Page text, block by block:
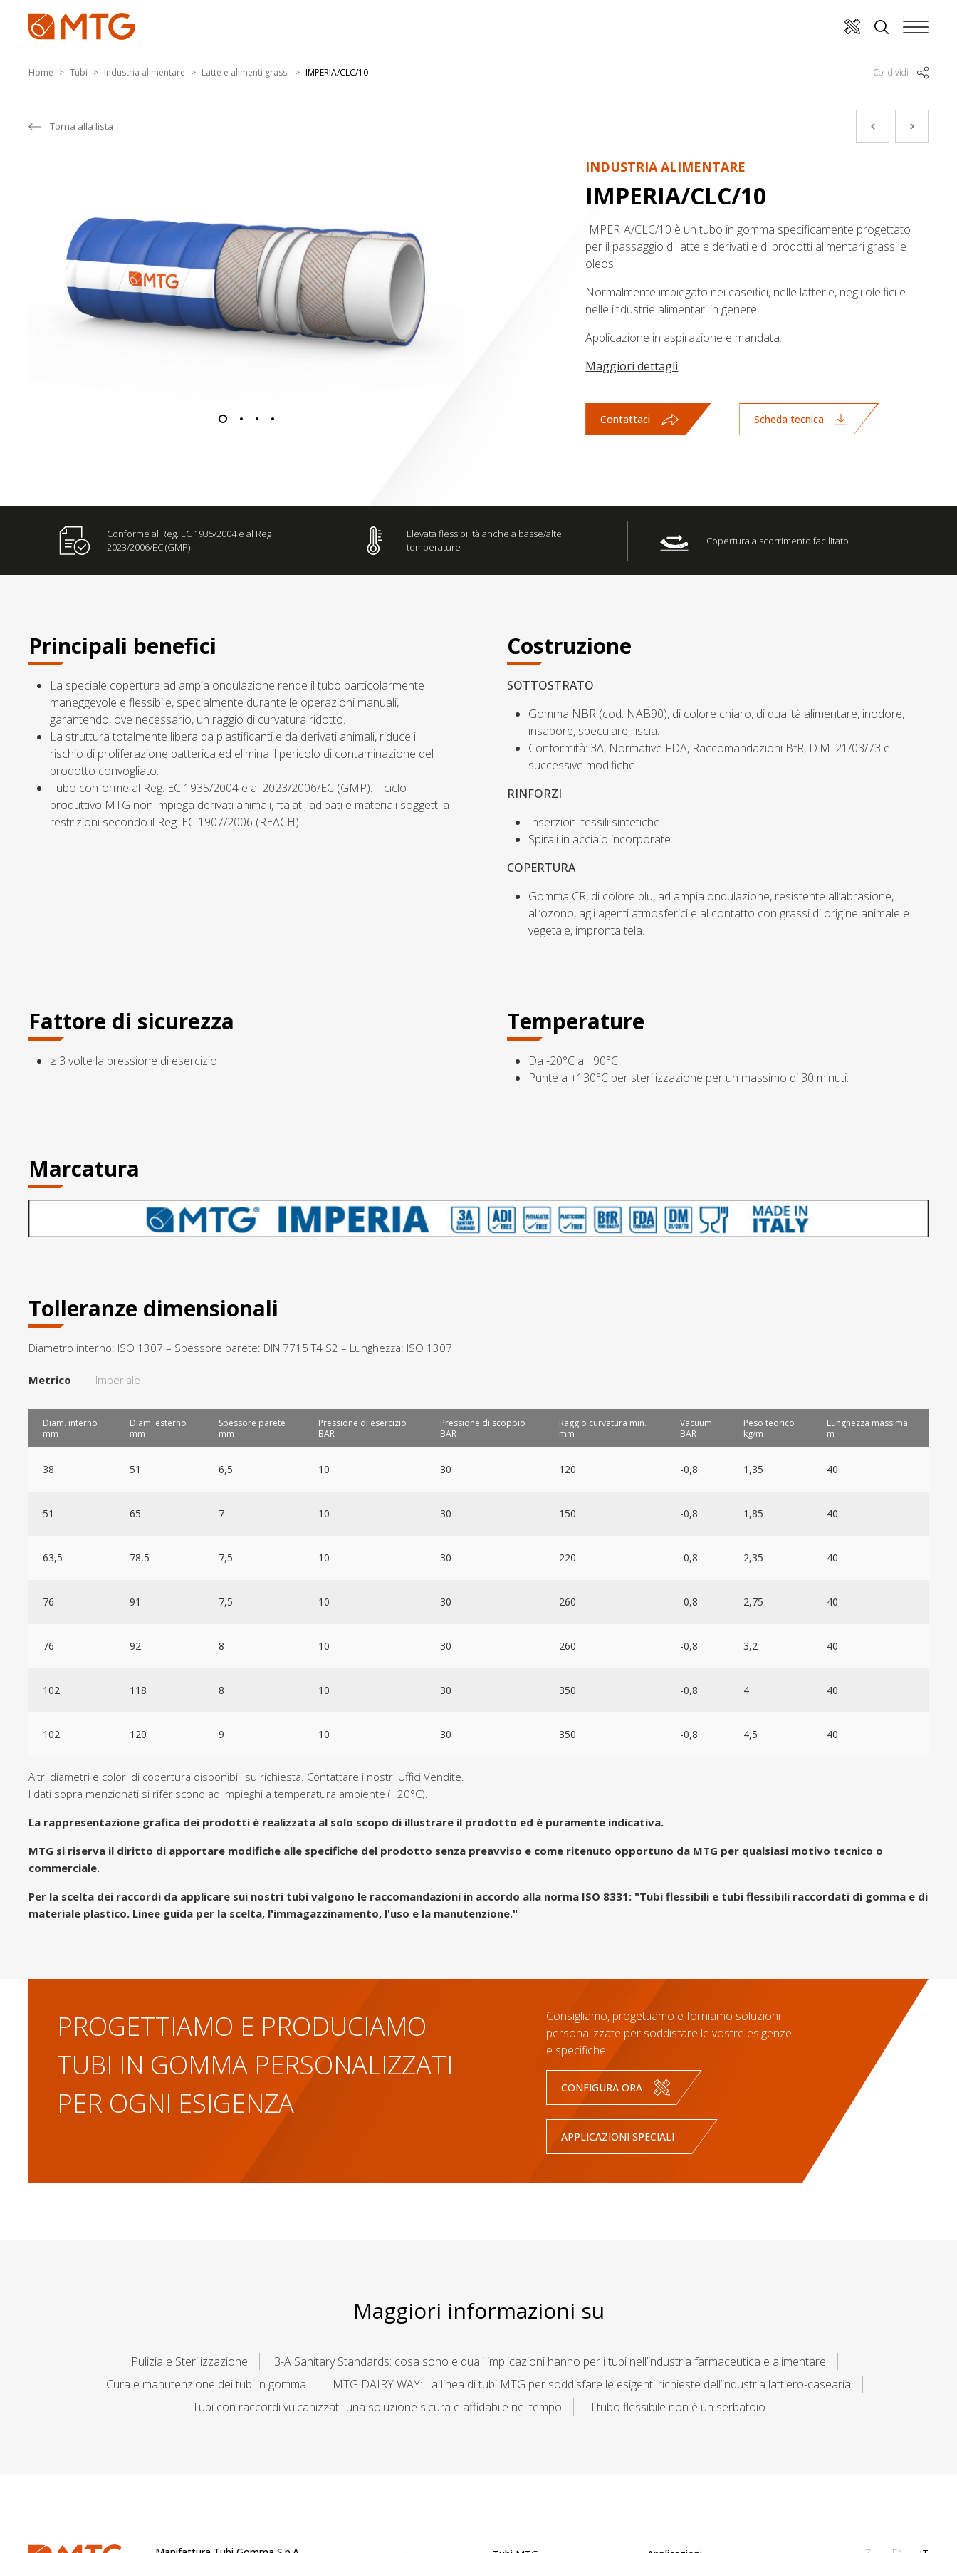
Home Tubi Industria alimentare Latte e alimenti grassi IMPERIA/CLC/10 Condividi
Torna alla lista
INDUSTRIA ALIMENTARE
IMPERIA/CLC/10
IMPERIA/CLC/10 è un tubo in gomma specificamente progettato
per il passaggio di latte e derivati e di prodotti alimentari grassi e
oleosi.
Normalmente impiegato nei caseifici, nelle latterie, negli oleifici e
nelle industrie alimentari in genere.
Applicazione in aspirazione e mandata.
Maggiori dettagli
Contattaci Scheda tecnica
Conforme al Reg. EC 1935/2004 e al Reg
2023/2006/EC (GMP)
Elevata flessibilità anche a basse/alte
temperature
Copertura a scorrimento facilitato
Principali benefici
La speciale copertura ad ampia ondulazione rende il tubo particolarmente
maneggevole e flessibile, specialmente durante le operazioni manuali,
garantendo, ove necessario, un raggio di curvatura ridotto.
La struttura totalmente libera da plastificanti e da derivati animali, riduce il
rischio di proliferazione batterica ed elimina il pericolo di contaminazione del
prodotto convogliato.
Tubo conforme al Reg. EC 1935/2004 e al 2023/2006/EC (GMP). Il ciclo
produttivo MTG non impiega derivati animali, ftalati, adipati e materiali soggetti a
restrizioni secondo il Reg. EC 1907/2006 (REACH).
Costruzione
SOTTOSTRATO
Gomma NBR (cod. NAB90), di colore chiaro, di qualità alimentare, inodore,
insapore, speculare, liscia.
Conformità: 3A, Normative FDA, Raccomandazioni BfR, D.M. 21/03/73 e
successive modifiche.
RINFORZI
Inserzioni tessili sintetiche.
Spirali in acciaio incorporate.
COPERTURA
Gomma CR, di colore blu, ad ampia ondulazione, resistente all’abrasione,
all’ozono, agli agenti atmosferici e al contatto con grassi di origine animale e
vegetale, impronta tela.
Fattore di sicurezza
≥ 3 volte la pressione di esercizio
Temperature
Da -20°C a +90°C.
Punte a +130°C per sterilizzazione per un massimo di 30 minuti.
Marcatura
Tolleranze dimensionali
Diametro interno: ISO 1307 – Spessore parete: DIN 7715 T4 S2 – Lunghezza: ISO 1307
Metrico Imperiale
Diam. interno
mm
Diam. esterno
mm
Spessore parete
mm
Pressione di esercizio
BAR
Pressione di scoppio
BAR
Raggio curvatura min.
mm
Vacuum
BAR
Peso teorico
kg/m
Lunghezza massima
m
38 51 6,5 10 30 120 -0,8 1,35 40
51 65 7 10 30 150 -0,8 1,85 40
63,5 78,5 7,5 10 30 220 -0,8 2,35 40
76 91 7,5 10 30 260 -0,8 2,75 40
76 92 8 10 30 260 -0,8 3,2 40
102 118 8 10 30 350 -0,8 4 40
102 120 9 10 30 350 -0,8 4,5 40
Altri diametri e colori di copertura disponibili su richiesta. Contattare i nostri Uffici Vendite.
I dati sopra menzionati si riferiscono ad impieghi a temperatura ambiente (+20°C).
La rappresentazione grafica dei prodotti è realizzata al solo scopo di illustrare il prodotto ed è puramente indicativa.
MTG si riserva il diritto di apportare modifiche alle specifiche del prodotto senza preavviso e come ritenuto opportuno da MTG per qualsiasi motivo tecnico o
commerciale.
Per la scelta dei raccordi da applicare sui nostri tubi valgono le raccomandazioni in accordo alla norma ISO 8331: "Tubi flessibili e tubi flessibili raccordati di gomma e di
materiale plastico. Linee guida per la scelta, l'immagazzinamento, l'uso e la manutenzione."
PROGETTIAMO E PRODUCIAMO
TUBI IN GOMMA PERSONALIZZATI
PER OGNI ESIGENZA
Consigliamo, progettiamo e forniamo soluzioni
personalizzate per soddisfare le vostre esigenze
e specifiche.
CONFIGURA ORA
APPLICAZIONI SPECIALI
Maggiori informazioni su
Pulizia e Sterilizzazione
3-A Sanitary Standards: cosa sono e quali implicazioni hanno per i tubi nell’industria farmaceutica e alimentare
Cura e manutenzione dei tubi in gomma
MTG DAIRY WAY: La linea di tubi MTG per soddisfare le esigenti richieste dell’industria lattiero-casearia
Tubi con raccordi vulcanizzati: una soluzione sicura e affidabile nel tempo
Il tubo flessibile non è un serbatoio